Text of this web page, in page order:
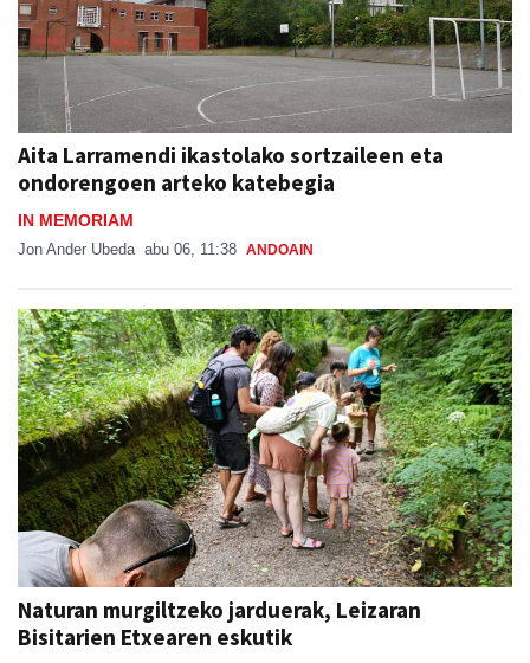
Aita Larramendi ikastolako sortzaileen eta
ondorengoen arteko katebegia
IN MEMORIAM
Jon Ander Ubeda abu 06, 11:38 ANDOAIN
Naturan murgiltzeko jarduerak, Leizaran
Bisitarien Etxearen eskutik